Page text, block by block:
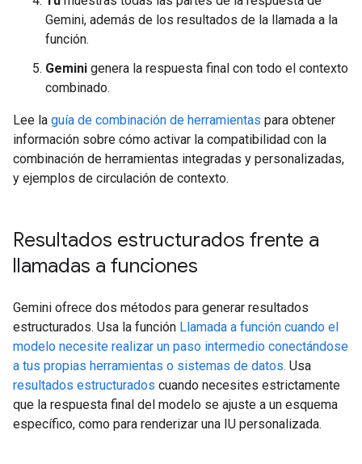
Gemini, además de los resultados de la llamada a la
función.
Gemini genera la respuesta final con todo el contexto
combinado.
Lee la guía de combinación de herramientas para obtener
información sobre cómo activar la compatibilidad con la
combinación de herramientas integradas y personalizadas,
y ejemplos de circulación de contexto.
Resultados estructurados frente a
llamadas a funciones
Gemini ofrece dos métodos para generar resultados
estructurados. Usa la función Llamada a función cuando el
modelo necesite realizar un paso intermedio conectándose
a tus propias herramientas o sistemas de datos. Usa
resultados estructurados cuando necesites estrictamente
que la respuesta final del modelo se ajuste a un esquema
específico, como para renderizar una IU personalizada.